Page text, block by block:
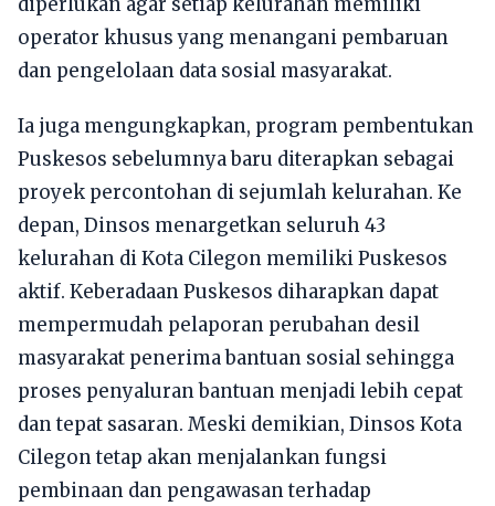
operator khusus yang menangani pembaruan
dan pengelolaan data sosial masyarakat.
Ia juga mengungkapkan, program pembentukan
Puskesos sebelumnya baru diterapkan sebagai
proyek percontohan di sejumlah kelurahan. Ke
depan, Dinsos menargetkan seluruh 43
kelurahan di Kota Cilegon memiliki Puskesos
aktif. Keberadaan Puskesos diharapkan dapat
mempermudah pelaporan perubahan desil
masyarakat penerima bantuan sosial sehingga
proses penyaluran bantuan menjadi lebih cepat
dan tepat sasaran. Meski demikian, Dinsos Kota
Cilegon tetap akan menjalankan fungsi
pembinaan dan pengawasan terhadap